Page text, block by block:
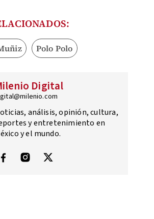
Polo Polo
Digital
análisis, opinión, cultura,
y entretenimiento en
y el mundo.